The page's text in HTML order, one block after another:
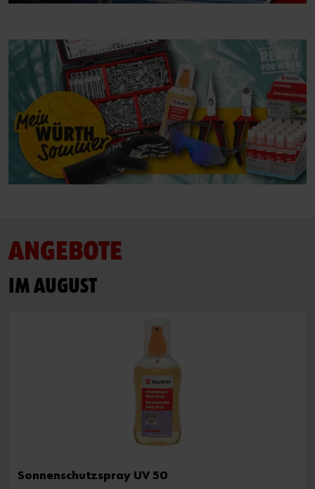
oder
Sie möchten Online-Kunde werden?
In nur drei Schritten können Sie sich registrieren und alle
Funktionen des Online-Shops nutzen.
Verkauf nur an Gewerbetreibende
Jetzt Registrieren
Der perfekte Schliff
Dübeltechnik
ANGEBOTE
IM AUGUST
Sonnenschutzspray UV 50